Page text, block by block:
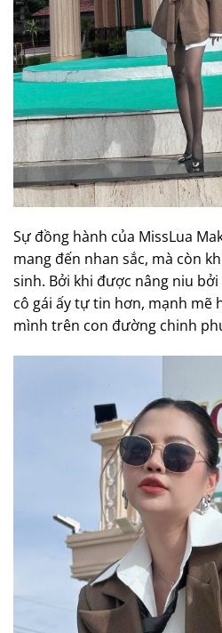
Sự đồng hành của MissLua
mang đến nhan sắc, mà còn
sinh. Bởi khi được nâng niu
cô gái ấy tự tin hơn, mạnh mẽ
mình trên con đường chinh